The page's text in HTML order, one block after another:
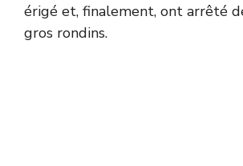
érigé et, finalement, ont arrêté
gros rondins.